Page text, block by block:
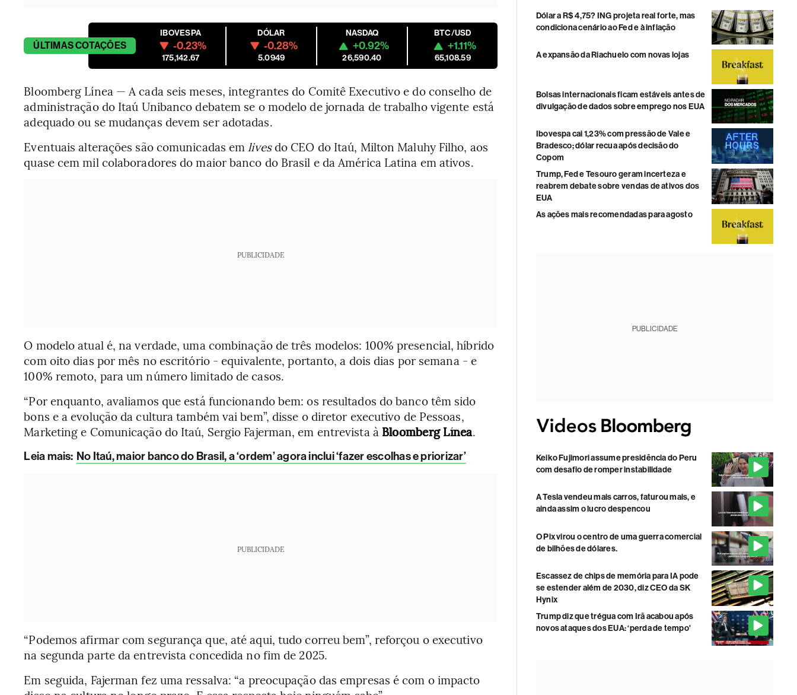
ÚLTIMASCOTAÇÕES
IBOVESPA
-0.23%
175,142.67
DÓLAR
-0.28%
5.0949
NASDAQ
+0.92%
26,590.40
BTC/USD
+1.11%
65,108.59
Bloomberg Línea — A cada seis meses, integrantes do Comitê Executivo e do conselho de
administração do Itaú Unibanco debatem se o modelo de jornada de trabalho vigente está
adequado ou se mudanças devem ser adotadas.
Eventuais alterações são comunicadas em livesdo CEO do Itaú, Milton Maluhy Filho, aos
quase cem mil colaboradores do maior banco do Brasil e da América Latina em ativos.
PUBLICIDADE
O modelo atual é, na verdade, uma combinação de três modelos: 100% presencial, híbrido
com oito dias por mês no escritório - equivalente, portanto, a dois dias por semana - e
100% remoto, para um número limitado de casos.
“Por enquanto, avaliamos que está funcionando bem: os resultados do banco têm sido
bons e a evolução da cultura também vai bem”, disse o diretor executivo de Pessoas,
Marketing e Comunicação do Itaú, Sergio Fajerman, em entrevista à Bloomberg Línea.
Leia mais: No Itaú, maior banco do Brasil, a ‘ordem’ agora inclui ‘fazer escolhas e priorizar’
PUBLICIDADE
“Podemos afirmar com segurança que, até aqui, tudo correu bem”, reforçou o executivo
na segunda parte da entrevista concedida no fim de 2025.
Em seguida, Fajerman fez uma ressalva: “a preocupação das empresas é com o impacto
Dólar a R$ 4,75? ING projeta real forte, mas
condiciona cenário ao Fed e à inflação
A expansão da Riachuelo com novas lojas
Bolsas internacionais ficam estáveis antes de
divulgação de dados sobre emprego nos EUA
Ibovespa cai 1,23% com pressão de Vale e
Bradesco; dólar recua após decisão do
Copom
Trump, Fed e Tesouro geram incerteza e
reabrem debate sobre vendas de ativos dos
EUA
As ações mais recomendadas para agosto
PUBLICIDADE
Keiko Fujimori assume presidência do Peru
com desafio de romper instabilidade
A Tesla vendeu mais carros, faturou mais, e
ainda assim o lucro despencou
O Pix virou o centro de uma guerra comercial
de bilhões de dólares.
Escassez de chips de memória para IA pode
se estender além de 2030, diz CEO da SK
Hynix
Trump diz que trégua com Irã acabou após
novos ataques dos EUA: ‘perda de tempo'